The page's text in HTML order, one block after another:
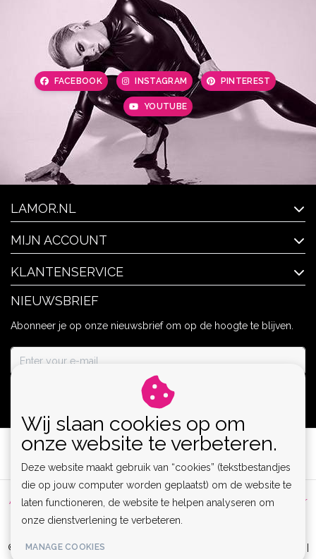
FACEBOOK INSTAGRAM PINTEREST
YOUTUBE
LAMOR.NL
MIJN ACCOUNT
KLANTENSERVICE
NIEUWSBRIEF
Abonneer je op onze nieuwsbrief om op de hoogte te blijven.
Algemene voorwaarden | Privacy Policy | Sitemap |
Disclaimer
RSS Feed
© Copyright 2026 - Lamor | Clubwear, Lingerie & Kinky Fashion XS-6XL |
Wij slaan cookies op om
onze website te verbeteren.
Deze website maakt gebruik van “cookies” (tekstbestandjes
die op jouw computer worden geplaatst) om de website te
laten functioneren, de website te helpen analyseren om
onze dienstverlening te verbeteren.
MANAGE COOKIES